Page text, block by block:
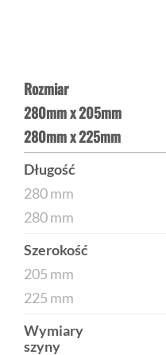
Rozmiar
280mm x 205mm
280mm x 225mm
Długość
280 mm
280 mm
Szerokość
205 mm
225 mm
Wymiary
szyny